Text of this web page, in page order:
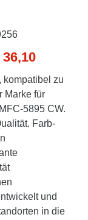
kompatibel zu
Marke für
5895 CW.
Farb-
und
in die